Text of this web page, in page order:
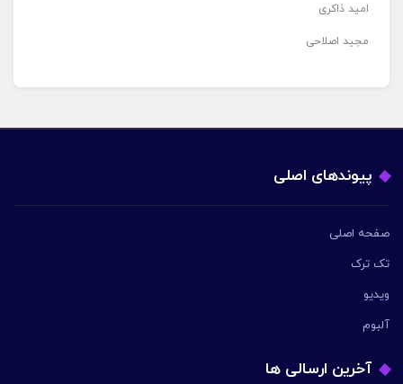
امید ذاکری
مجید اصلاحی
پیوندهای اصلی
صفحه اصلی
تک ترک
ویدیو
آلبوم
آخرین ارسالی ها